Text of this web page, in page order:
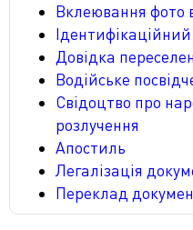
Легалізація для ОАЕ
Переклад довідки
Переклад диплома
Вклеювання фото
Довідка
Водійське
Свідоцтво про
розлучення
Апостиль
Легалізація
Переклад